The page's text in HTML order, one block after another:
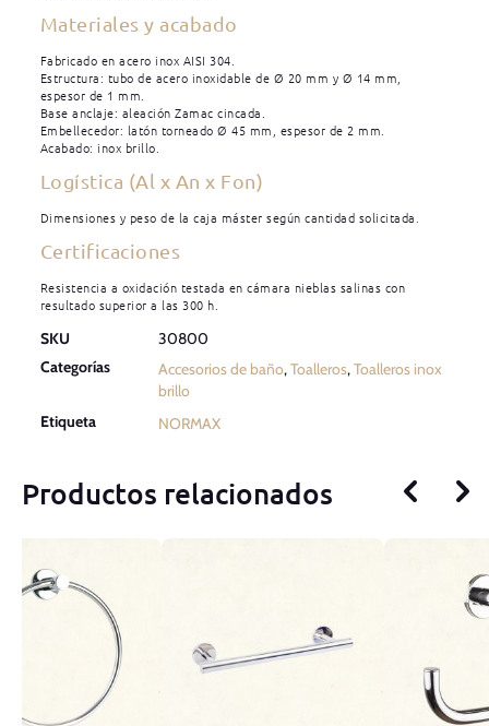
Materiales y acabado
Fabricado en acero inox AISI 304.
Estructura: tubo de acero inoxidable de Ø 20 mm y Ø 14 mm,
espesor de 1 mm.
Base anclaje: aleación Zamac cincada.
Embellecedor: latón torneado Ø 45 mm, espesor de 2 mm.
Acabado: inox brillo.
Logística (Al x An x Fon)
Dimensiones y peso de la caja máster según cantidad solicitada.
Certificaciones
Resistencia a oxidación testada en cámara nieblas salinas con
resultado superior a las 300 h.
SKU
30800
Categorías
Accesorios de baño,Toalleros,Toalleros inox
brillo
Etiqueta
NORMAX
Productos relacionados